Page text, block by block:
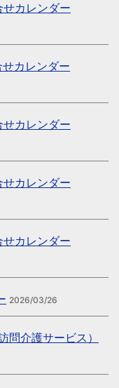
カレンダー
カレンダー
カレンダー
カレンダー
カレンダー
2026/03/26
問介護サービス）